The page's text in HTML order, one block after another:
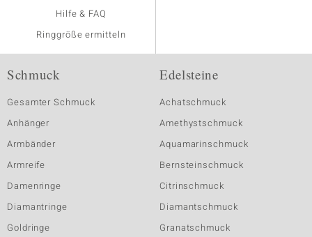
Hilfe & FAQ
Ringgröße ermitteln
Schmuck
Gesamter Schmuck
Anhänger
Armbänder
Armreife
Damenringe
Diamantringe
Goldringe
Edelsteine
Achatschmuck
Amethystschmuck
Aquamarinschmuck
Bernsteinschmuck
Citrinschmuck
Diamantschmuck
Granatschmuck